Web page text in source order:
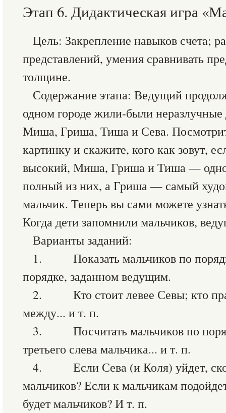
Этап 6. Дидактическая игра
Цель: Закрепление навыков счета;
представлений, умения сравнивать
толщине.
Содержание этапа: Ведущий
одном городе жили-были неразлучные
Миша, Гриша, Тиша и Сева.
картинку и скажите, кого как зовут,
высокий, Миша, Гриша и Тиша —
полный из них, а Гриша — самый
мальчик. Теперь вы сами можете
Когда дети запомнили мальчиков,
Варианты заданий:
1. Показать мальчиков по
порядке, заданном ведущим.
2. Кто стоит левее Севы; кто
между... и т. п.
3. Посчитать мальчиков по
третьего слева мальчика... и т. п.
4. Если Сева (и Коля) уйдет,
мальчиков? Если к мальчикам
будет мальчиков? И т. п.